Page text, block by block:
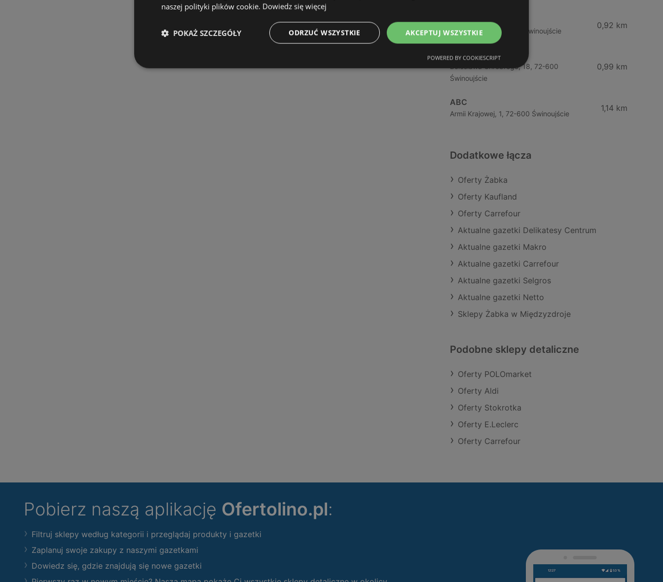
ABC
Barlickiego, 4, 72-600 Świnoujście
0,92 km
ABC
Bolesława Chrobrego, 18, 72-600
Świnoujście
0,99 km
ABC
Armii Krajowej, 1, 72-600 Świnoujście
1,14 km
Dodatkowe łącza
Oferty Żabka
Oferty Kaufland
Oferty Carrefour
Aktualne gazetki Delikatesy Centrum
Aktualne gazetki Makro
Aktualne gazetki Carrefour
Aktualne gazetki Selgros
Aktualne gazetki Netto
Sklepy Żabka w Międzyzdroje
Podobne sklepy detaliczne
Oferty POLOmarket
Oferty Aldi
Oferty Stokrotka
Oferty E.Leclerc
Oferty Carrefour
Pobierz naszą aplikację Ofertolino.pl:
Filtruj sklepy według kategorii i przeglądaj produkty i gazetki
Zaplanuj swoje zakupy z naszymi gazetkami
Dowiedz się, gdzie znajdują się nowe gazetki
naszej polityki plików cookie. Dowiedz się więcej
AKCEPTUJ WSZYSTKIE
ODRZUĆ WSZYSTKIE
POKAŻ SZCZEGÓŁY
POWERED BY COOKIESCRIPT